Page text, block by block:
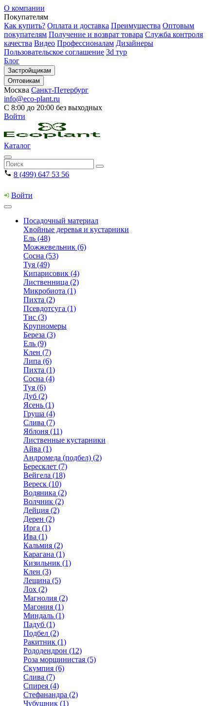
О компании
Покупателям
Как купить? Оплата и доставка Преимущества Оптовым
покупателям Получение и возврат товара Служба контроля
качества Видео Профессионалам Дизайнеры
Пользовательское соглашение 3d тур
Блог
Застройщикам
Оптовикам
Москва Санкт-Петербург
info@eco-plant.ru
С 8:00 до 20:00 без выходных
Войти
Каталог
8 (499) 647 53 56
Войти
Посадочный материал
Хвойные деревья и кустарники
Ель (48)
Можжевельник (6)
Сосна (53)
Туя (49)
Кипарисовик (4)
Лиственница (2)
Микробиота (1)
Пихта (2)
Псевдотсуга (1)
Тис (3)
Крупномеры
Береза (3)
Ель (9)
Клен (7)
Липа (6)
Пихта (1)
Сосна (4)
Туя (6)
Дуб (2)
Ясень (1)
Груша (4)
Слива (7)
Яблоня (11)
Лиственные кустарники
Айва (1)
Андромеда (подбел) (2)
Бересклет (7)
Вейгела (18)
Вереск (10)
Водяника (2)
Волчник (2)
Дейция (2)
Дерен (2)
Ирга (1)
Ива (1)
Кальмия (2)
Карагана (1)
Кизильник (1)
Клен (3)
Лещина (5)
Лох (2)
Магнолия (2)
Магония (1)
Миндаль (1)
Падуб (1)
Подбел (2)
Ракитник (1)
Рододендрон (12)
Роза морщинистая (5)
Скумпия (6)
Слива (7)
Спирея (4)
Стефанандра (2)
Чубушник (1)